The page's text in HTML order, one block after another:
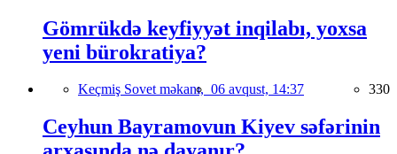
Gömrükdə keyfiyyət inqilabı, yoxsa
yeni bürokratiya?
Keçmiş Sovet məkanı, 06 avqust, 14:37 330
Ceyhun Bayramovun Kiyev səfərinin